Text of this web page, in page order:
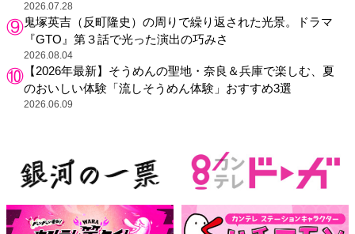
活性化
2026.07.28
鬼塚英吉（反町隆史）の周りで繰り返された光景。ドラマ
『GTO』第３話で光った演出の巧みさ
2026.08.04
【2026年最新】そうめんの聖地・奈良＆兵庫で楽しむ、夏
のおいしい体験「流しそうめん体験」おすすめ3選
2026.06.09